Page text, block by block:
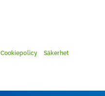
Cookiepolicy Säkerhet